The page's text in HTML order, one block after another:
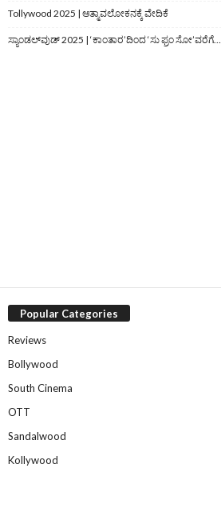
Tollywood 2025 | ಆತ್ಮಾವಲೋಕನಕ್ಕೆ ವೇದಿಕೆ
ಸ್ಯಾಂಡಲ್‌ವುಡ್‌ 2025 | ‘ಕಾಂತಾರ’ದಿಂದ ‘ಸು ಫ್ರಂ ಸೋ’ವರೆಗೆ…
Popular Categories
Reviews
Bollywood
South Cinema
OTT
Sandalwood
Kollywood